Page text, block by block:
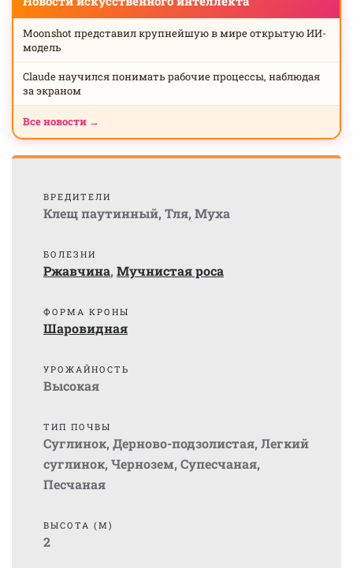
Moonshot представил крупнейшую в мире открытую ИИ-
модель
Claude научился понимать рабочие процессы, наблюдая
за экраном
Все новости →
ВРЕДИТЕЛИ
Клещ паутинный, Тля, Муха
БОЛЕЗНИ
Ржавчина, Мучнистая роса
ФОРМА КРОНЫ
Шаровидная
УРОЖАЙНОСТЬ
Высокая
ТИП ПОЧВЫ
Суглинок, Дерново-подзолистая, Легкий
суглинок, Чернозем, Супесчаная,
Песчаная
ВЫСОТА (М)
2